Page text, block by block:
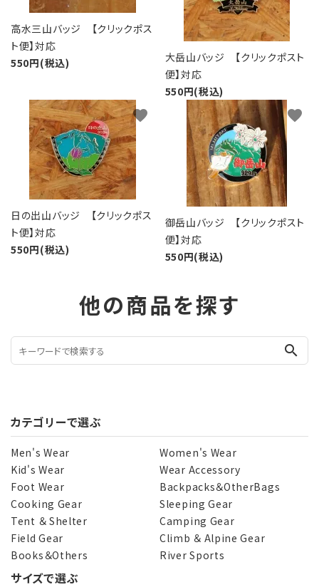
高水三山バッジ 【クリックポス
ト便】対応
550円(税込)
大岳山バッジ 【クリックポスト
便】対応
550円(税込)
日の出山バッジ 【クリックポス
ト便】対応
550円(税込)
favorite
御岳山バッジ 【クリックポスト
便】対応
550円(税込)
favorite
他の商品を探す
search
カテゴリーで選ぶ
Men's Wear
Women's Wear
Kid's Wear
Wear Accessory
Foot Wear
Backpacks＆OtherBags
Cooking Gear
Sleeping Gear
Tent ＆ Shelter
Camping Gear
Field Gear
Climb ＆ Alpine Gear
Books＆Others
River Sports
サイズで選ぶ